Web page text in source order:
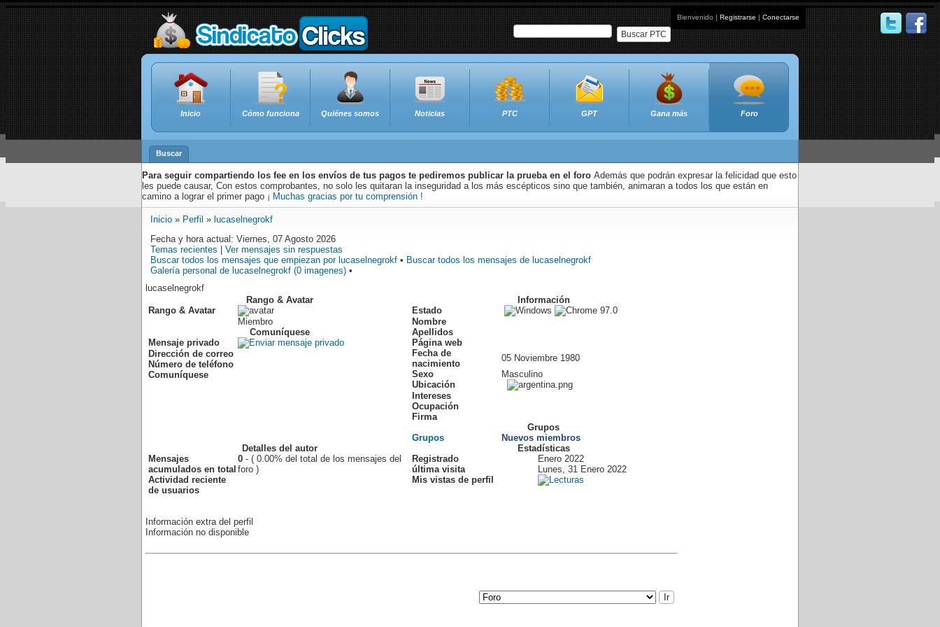
Bienvenido | Registrarse | Conectarse
Buscar PTC
Inicio Cómo funciona Quiénes somos Noticias PTC GPT Gana más Foro
Buscar
Para seguir compartiendo los fee en los envíos de tus pagos te pediremos publicar la prueba en el foro Además que podrán expresar la felicidad que esto
les puede causar, Con estos comprobantes, no solo les quitaran la inseguridad a los más escépticos sino que también, animaran a todos los que están en
camino a lograr el primer pago ¡ Muchas gracias por tu comprensión !
Inicio » Perfil » lucaselnegrokf
Fecha y hora actual: Viernes, 07 Agosto 2026
Temas recientes
Ver mensajes sin respuestas
Buscar todos los mensajes que empiezan por lucaselnegrokf • Buscar todos los mensajes de lucaselnegrokf
Galería personal de lucaselnegrokf (0 imagenes) •
lucaselnegrokf
Rango & Avatar
Rango & Avatar
Miembro
Comuníquese
Mensaje privado
Dirección de correo
Número de teléfono
Comuníquese
Información
Estado
Nombre
Apellidos
Página web
Fecha de
nacimiento
05 Noviembre 1980
Sexo
Masculino
Ubicación
Intereses
Ocupación
Firma
Grupos
Grupos
Nuevos miembros
Detalles del autor
Mensajes
acumulados en total
0 - ( 0.00% del total de los mensajes del
foro )
Actividad reciente
de usuarios
Estadísticas
Registrado
Enero 2022
última visita
Lunes, 31 Enero 2022
Mis vistas de perfil
Información extra del perfil
Información no disponible